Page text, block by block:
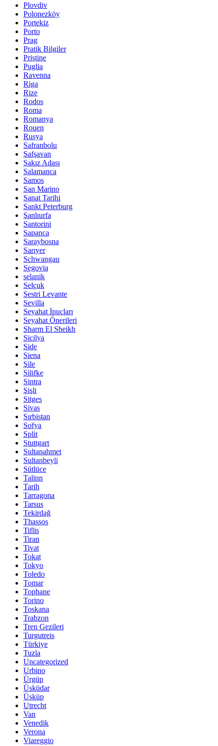
Plovdiv
Polonezköy
Portekiz
Porto
Prag
Pratik Bilgiler
Priştine
Puglia
Ravenna
Riga
Rize
Rodos
Roma
Romanya
Rouen
Rusya
Safranbolu
Şafşavan
Sakız Adası
Salamanca
Samos
San Marino
Sanat Tarihi
Sankt Peterburg
Şanlıurfa
Santorini
Sapanca
Saraybosna
Sarıyer
Schwangau
Segovia
selanik
Selçuk
Sestri Levante
Sevilla
Seyahat İpuçları
Seyahat Önerileri
Sharm El Sheikh
Sicilya
Side
Siena
Şile
Silifke
Sintra
Şişli
Sitges
Sivas
Sırbistan
Sofya
Split
Stuttgart
Sultanahmet
Sultanbeyli
Sütlüce
Talinn
Tarih
Tarragona
Tarsus
Tekirdağ
Thassos
Tiflis
Tiran
Tivat
Tokat
Tokyo
Toledo
Tomar
Tophane
Torino
Toskana
Trabzon
Tren Gezileri
Turgutreis
Türkiye
Tuzla
Uncategorized
Urbino
Ürgüp
Üsküdar
Üsküp
Utrecht
Van
Venedik
Verona
Viareggio